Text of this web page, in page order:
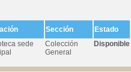
Sección
Estado
sede
Colección
General
Disponible